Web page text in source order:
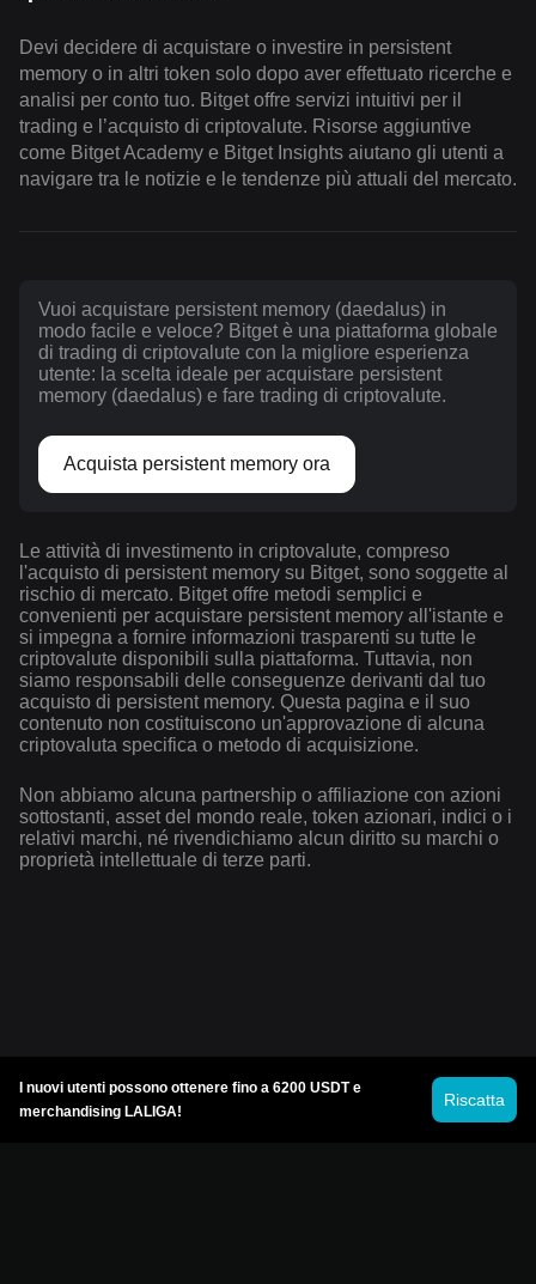
Devi decidere di acquistare o investire in persistent
memory o in altri token solo dopo aver effettuato ricerche e
analisi per conto tuo. Bitget offre servizi intuitivi per il
trading e l’acquisto di criptovalute. Risorse aggiuntive
come Bitget Academy e Bitget Insights aiutano gli utenti a
navigare tra le notizie e le tendenze più attuali del mercato.
Vuoi acquistare persistent memory (daedalus) in
modo facile e veloce? Bitget è una piattaforma globale
di trading di criptovalute con la migliore esperienza
utente: la scelta ideale per acquistare persistent
memory (daedalus) e fare trading di criptovalute.
Acquista persistent memory ora
Le attività di investimento in criptovalute, compreso
l'acquisto di persistent memory su Bitget, sono soggette al
rischio di mercato. Bitget offre metodi semplici e
convenienti per acquistare persistent memory all'istante e
si impegna a fornire informazioni trasparenti su tutte le
criptovalute disponibili sulla piattaforma. Tuttavia, non
siamo responsabili delle conseguenze derivanti dal tuo
acquisto di persistent memory. Questa pagina e il suo
contenuto non costituiscono un'approvazione di alcuna
criptovaluta specifica o metodo di acquisizione.
Non abbiamo alcuna partnership o affiliazione con azioni
sottostanti, asset del mondo reale, token azionari, indici o i
relativi marchi, né rivendichiamo alcun diritto su marchi o
proprietà intellettuale di terze parti.
I nuovi utenti possono ottenere fino a 6200 USDT e
merchandising LALIGA!
Riscatta